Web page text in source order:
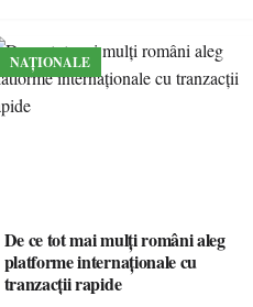
NAȚIONALE
De ce tot mai mulți români aleg
platforme internaționale cu
tranzacții rapide